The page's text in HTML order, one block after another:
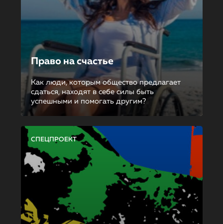
Право на счастье
Как люди, которым общество предлагает
сдаться, находят в себе силы быть
успешными и помогать другим?
СПЕЦПРОЕКТ